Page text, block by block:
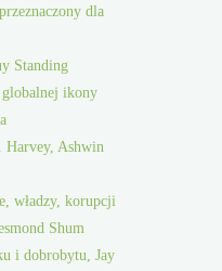
dla
Standing
ikony
Harvey, Ashwin
władzy, korupcji
Shum
i dobrobytu, Jay